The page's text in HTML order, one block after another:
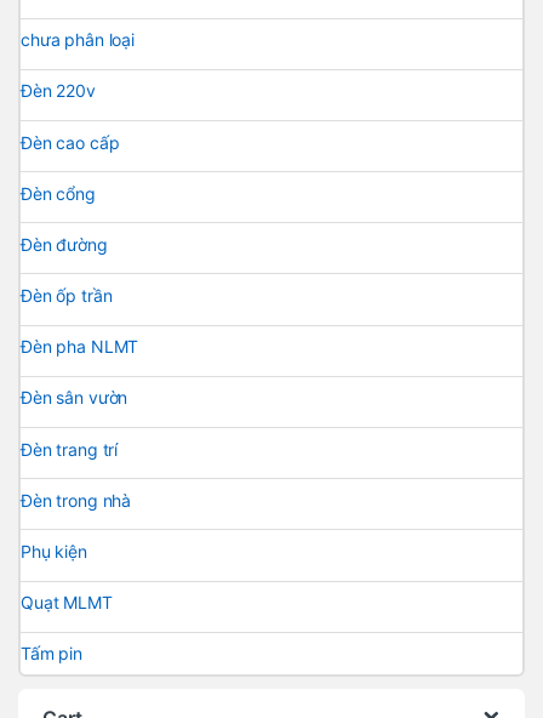
chưa phân loại
Đèn 220v
Đèn cao cấp
Đèn cổng
Đèn đường
Đèn ốp trần
Đèn pha NLMT
Đèn sân vườn
Đèn trang trí
Đèn trong nhà
Phụ kiện
Quạt MLMT
Tấm pin